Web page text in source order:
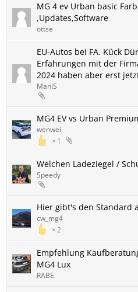
MG 4 ev Urban basic
,Updates,Software
ottse
EU-Autos bei FA. Kück
Erfahrungen mit der
2024 haben aber erst
ManiS
MG4 EV vs Urban
1
wenwei
Welchen Ladeziegel /
Speedy
Hier gibt's den Standard
2
cw_mg4
Empfehlung
MG4 Lux
RABE